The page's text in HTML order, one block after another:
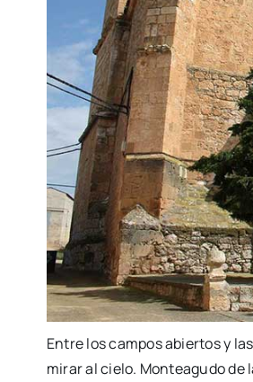
Entre los campos abiertos y
mirar al cielo. Monteagudo